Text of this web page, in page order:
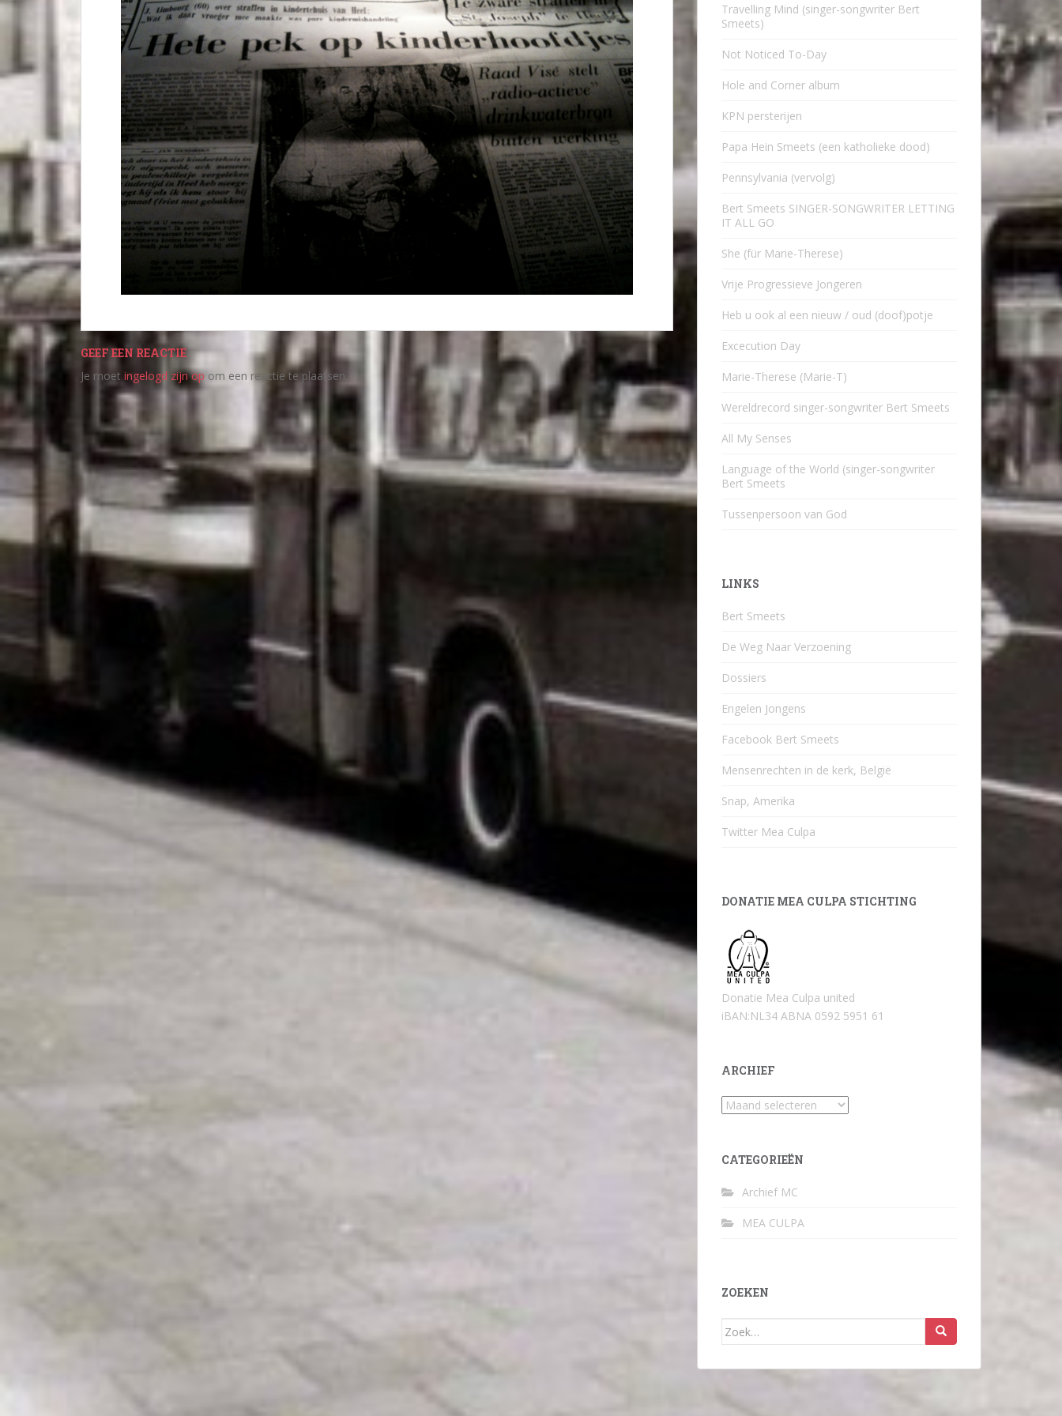
GEEF EEN REACTIE
Je moet ingelogd zijn op om een reactie te plaatsen.
Travelling Mind (singer-songwriter Bert
Smeets)
Not Noticed To-Day
Hole and Corner album
KPN persterijen
Papa Hein Smeets (een katholieke dood)
Pennsylvania (vervolg)
Bert Smeets SINGER-SONGWRITER LETTING
IT ALL GO
She (für Marie-Therese)
Vrije Progressieve Jongeren
Heb u ook al een nieuw / oud (doof)potje
Excecution Day
Marie-Therese (Marie-T)
Wereldrecord singer-songwriter Bert Smeets
All My Senses
Language of the World (singer-songwriter
Bert Smeets
Tussenpersoon van God
LINKS
Bert Smeets
De Weg Naar Verzoening
Dossiers
Engelen Jongens
Facebook Bert Smeets
Mensenrechten in de kerk, België
Snap, Amerika
Twitter Mea Culpa
DONATIE MEA CULPA STICHTING
Donatie Mea Culpa united
iBAN:NL34 ABNA 0592 5951 61
ARCHIEF
Archief
CATEGORIEËN
Archief MC
MEA CULPA
ZOEKEN
Zoek